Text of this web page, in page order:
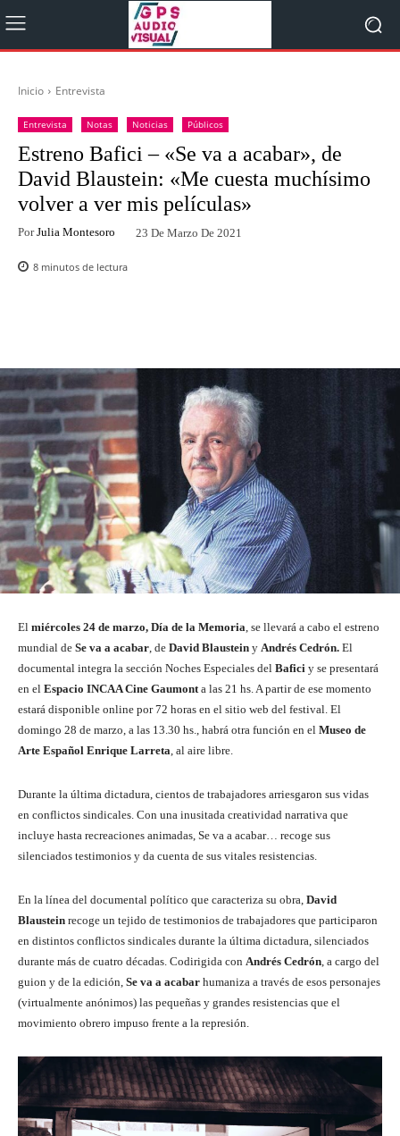
Inicio Entrevista
Entrevista Notas Noticias Públicos
Estreno Bafici – «Se va a acabar», de
David Blaustein: «Me cuesta muchísimo
volver a ver mis películas»
Por Julia Montesoro 23 De Marzo De 2021
8 minutos de lectura
El miércoles 24 de marzo, Día de la Memoria , se llevará a cabo el estreno
mundial de Se va a acabar , de David Blaustein y Andrés Cedrón. El
documental integra la sección Noches Especiales del Bafici y se presentará
en el Espacio INCAA Cine Gaumont a las 21 hs. A partir de ese momento
estará disponible online por 72 horas en el sitio web del festival. El
domingo 28 de marzo, a las 13.30 hs., habrá otra función en el Museo de
Arte Español Enrique Larreta , al aire libre.
Durante la última dictadura, cientos de trabajadores arriesgaron sus vidas
en conflictos sindicales. Con una inusitada creatividad narrativa que
incluye hasta recreaciones animadas, Se va a acabar… recoge sus
silenciados testimonios y da cuenta de sus vitales resistencias.
En la línea del documental político que caracteriza su obra, David
Blaustein recoge un tejido de testimonios de trabajadores que participaron
en distintos conflictos sindicales durante la última dictadura, silenciados
durante más de cuatro décadas. Codirigida con Andrés Cedrón , a cargo del
guion y de la edición, Se va a acabar humaniza a través de esos personajes
(virtualmente anónimos) las pequeñas y grandes resistencias que el
movimiento obrero impuso frente a la represión.